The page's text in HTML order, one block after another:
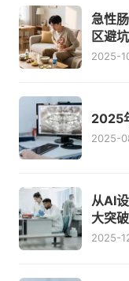
急性
区避
2025-
2025
2025-
从AI
大突破
2025-